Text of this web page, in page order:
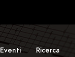
Eventi Ricerca